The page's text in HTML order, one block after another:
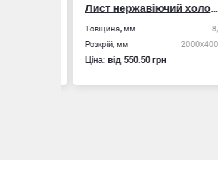
Лист нержавіючий холоднокатаний
Товщина, мм
8,0
Розкрій, мм
2000x4000
Ціна:вiд 550.50 грн